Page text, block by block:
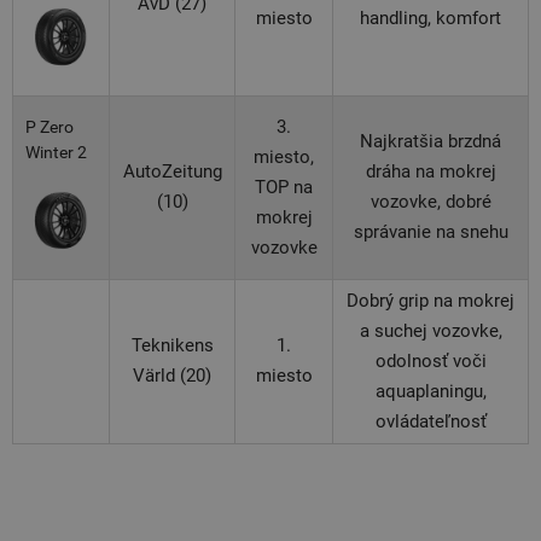
miesto
handling, komfort
P Zero
Winter 2
AutoZeitung
(10)
3.
miesto,
TOP na
mokrej
vozovke
Najkratšia brzdná
dráha na mokrej
vozovke, dobré
správanie na snehu
Teknikens
Värld (20)
1.
miesto
Dobrý grip na mokrej
a suchej vozovke,
odolnosť voči
aquaplaningu,
ovládateľnosť